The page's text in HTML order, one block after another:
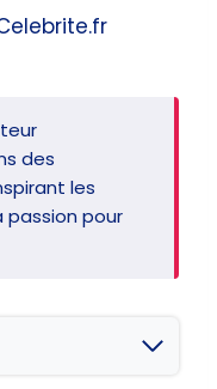
des
les
passion pour